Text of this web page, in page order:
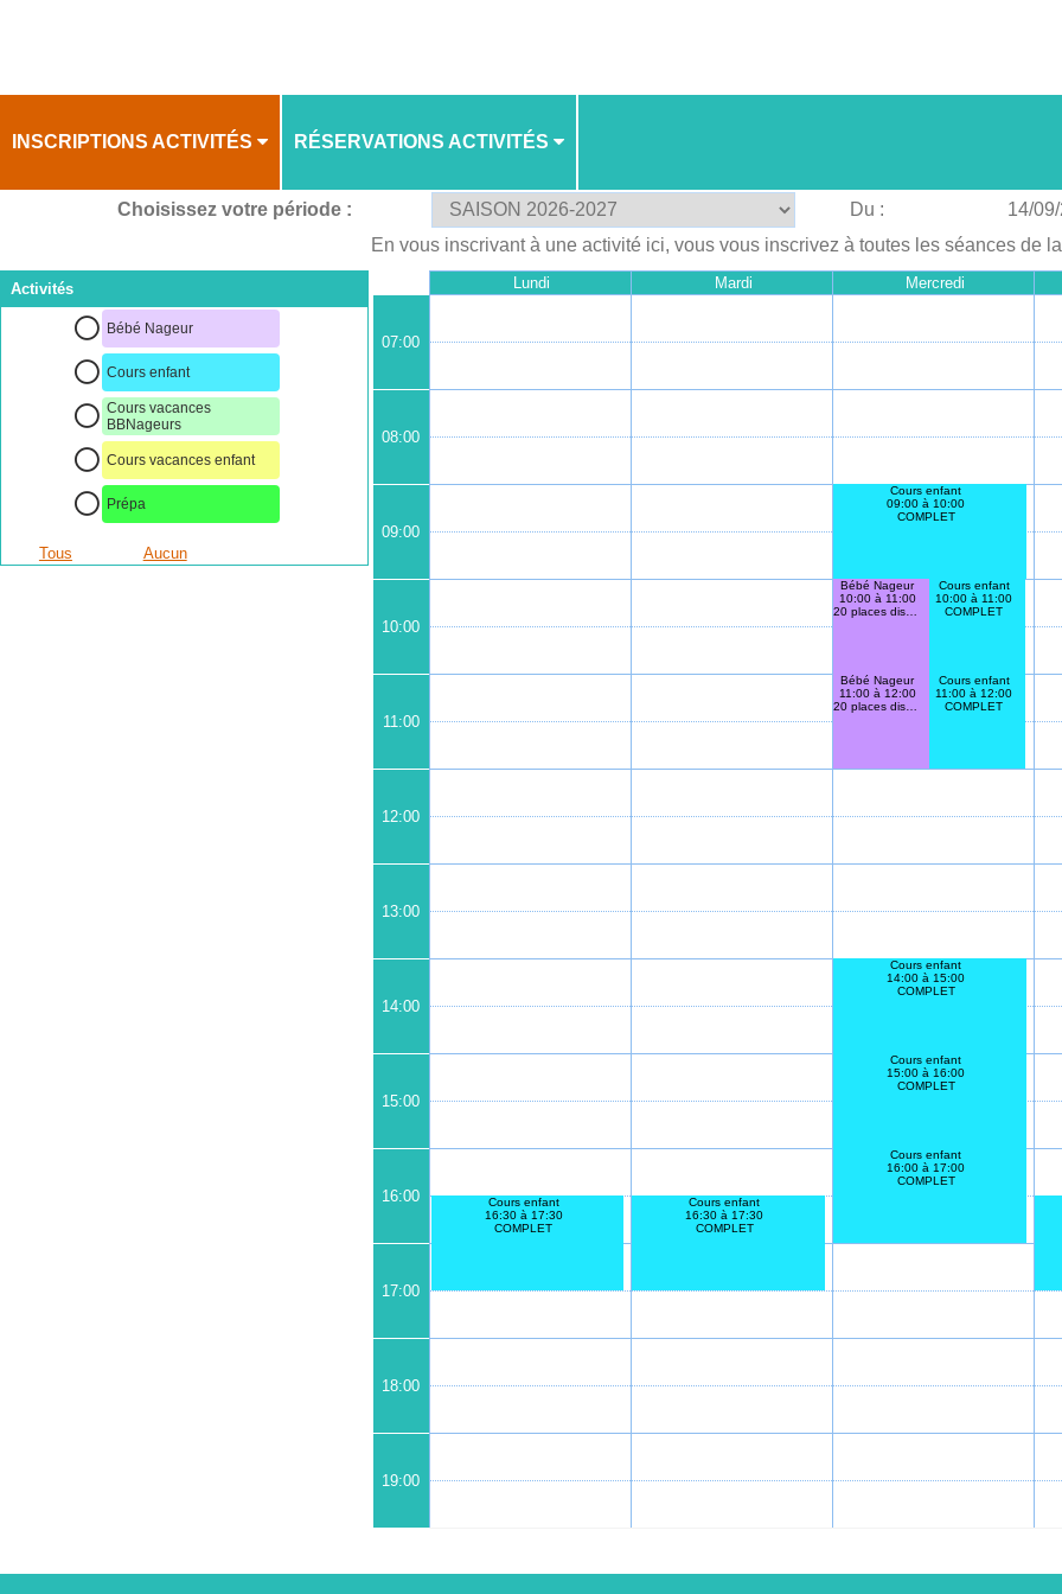
INSCRIPTIONS ACTIVITÉS RÉSERVATIONS ACTIVITÉS
PLANNING
Choisissez votre période : Du : 14/
En vous inscrivant à une activité ici, vous vous inscrivez à toutes les séances de
Activités
Bébé Nageur
Cours enfant
Cours vacances
BBNageurs
Cours vacances enfant
Prépa
Tous Aucun
Lundi Mardi Mercredi
07:00
08:00
09:00
10:00
11:00
12:00
13:00
14:00
15:00
16:00
17:00
18:00
19:00
Cours enfant
16:30 à 17:30
COMPLET
Cours enfant
16:30 à 17:30
COMPLET
Cours enfant
09:00 à 10:00
COMPLET
Bébé Nageur
10:00 à 11:00
20 places disponibles
Cours enfant
10:00 à 11:00
COMPLET
Bébé Nageur
11:00 à 12:00
20 places disponibles
Cours enfant
11:00 à 12:00
COMPLET
Cours enfant
14:00 à 15:00
COMPLET
Cours enfant
15:00 à 16:00
COMPLET
Cours enfant
16:00 à 17:00
COMPLET